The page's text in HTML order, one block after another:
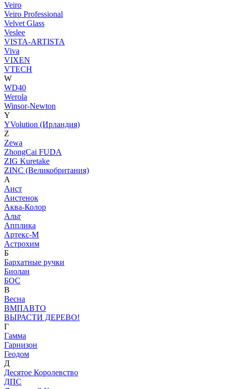
Veiro
Veiro Professional
Velvet Glass
Veslee
VISTA-ARTISTA
Viva
VIXEN
VTECH
W
WD40
Werola
Winsor-Newton
Y
YVolution (Ирландия)
Z
Zewa
ZhongCai FUDA
ZIG Kuretake
ZINC (Великобритания)
А
Аист
Аистенок
Аква-Колор
Альт
Апплика
Артекс-М
Астрохим
Б
Бархатные ручки
Биолан
БОС
В
Весна
ВМПАВТО
ВЫРАСТИ ДЕРЕВО!
Г
Гамма
Гарнизон
Геодом
Д
Десятое Королевство
ДПС